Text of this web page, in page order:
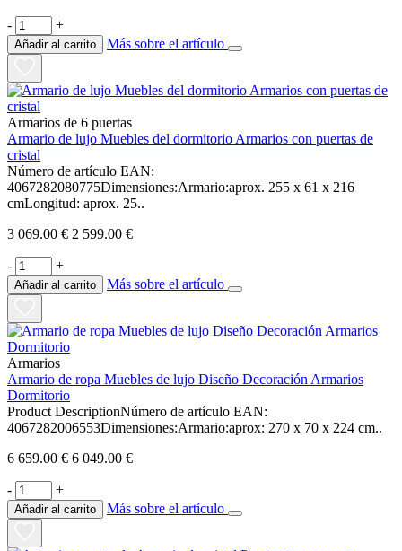
- +
Añadir al carrito Más sobre el artículo
Armarios de 6 puertas
Armario de lujo Muebles del dormitorio Armarios con puertas de
cristal
Número de artículo EAN:
4067282080775Dimensiones:Armario:aprox. 255 x 61 x 216
cmLongitud: aprox. 25..
3 069.00 € 2 599.00 €
- +
Añadir al carrito Más sobre el artículo
Armarios
Armario de ropa Muebles de lujo Diseño Decoración Armarios
Dormitorio
Product DescriptionNúmero de artículo EAN:
4067282006553Dimensiones:Armario:aprox: 270 x 70 x 224 cm..
6 659.00 € 6 049.00 €
- +
Añadir al carrito Más sobre el artículo